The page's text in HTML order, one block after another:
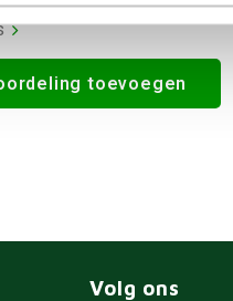
toevoegen
Volg ons